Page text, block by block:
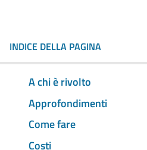
INDICE DELLA PAGINA
A chi è rivolto
Approfondimenti
Come fare
Costi